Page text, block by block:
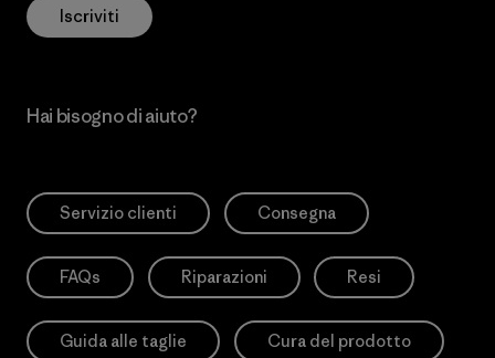
Iscriviti
Hai bisogno di aiuto?
Servizio clienti Consegna
FAQs Riparazioni Resi
Guida alle taglie Cura del prodotto